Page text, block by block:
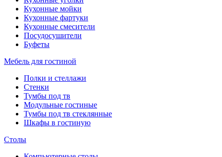
Кухонные мойки
Кухонные фартуки
Кухонные смесители
Посудосушители
Буфеты
Мебель для гостиной
Полки и стеллажи
Стенки
Тумбы под тв
Модульные гостиные
Тумбы под тв стеклянные
Шкафы в гостиную
Столы